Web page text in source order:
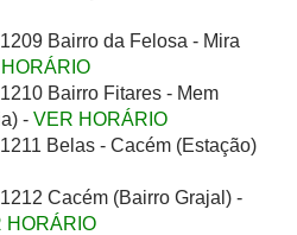
Bairro da Felosa - Mira
Bairro Fitares - Mem
- VER HORÁRIO
Belas - Cacém (Estação)
Cacém (Bairro Grajal) -
HORÁRIO